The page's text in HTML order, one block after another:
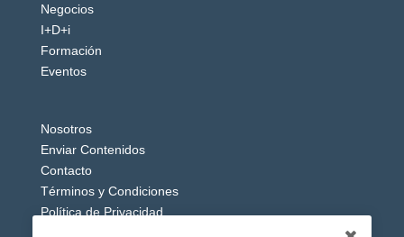
Negocios
I+D+i
Formación
Eventos
Nosotros
Enviar Contenidos
Contacto
Términos y Condiciones
Política de Privacidad